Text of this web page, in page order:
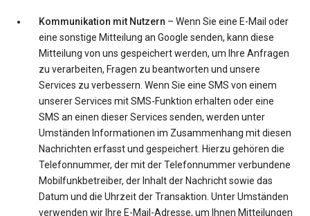
Kommunikation mit Nutzern – Wenn Sie eine E-Mail oder
eine sonstige Mitteilung an Google senden, kann diese
Mitteilung von uns gespeichert werden, um Ihre Anfragen
zu verarbeiten, Fragen zu beantworten und unsere
Services zu verbessern. Wenn Sie eine SMS von einem
unserer Services mit SMS-Funktion erhalten oder eine
SMS an einen dieser Services senden, werden unter
Umständen Informationen im Zusammenhang mit diesen
Nachrichten erfasst und gespeichert. Hierzu gehören die
Telefonnummer, der mit der Telefonnummer verbundene
Mobilfunkbetreiber, der Inhalt der Nachricht sowie das
Datum und die Uhrzeit der Transaktion. Unter Umständen
verwenden wir Ihre E-Mail-Adresse, um Ihnen Mitteilungen